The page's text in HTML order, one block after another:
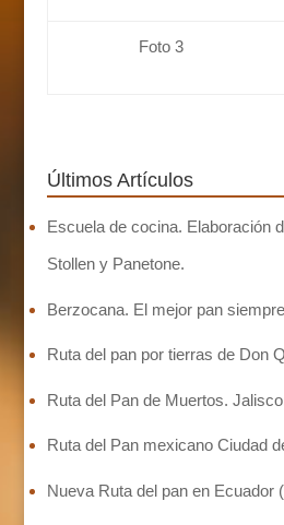
Foto 3
Últimos Artículos
Escuela de cocina. Elaboración
Stollen y Panetone.
Berzocana. El mejor pan
Ruta del pan por tierras de Don
Ruta del Pan de Muertos.
Ruta del Pan mexicano Ciudad
Nueva Ruta del pan en Ecuador